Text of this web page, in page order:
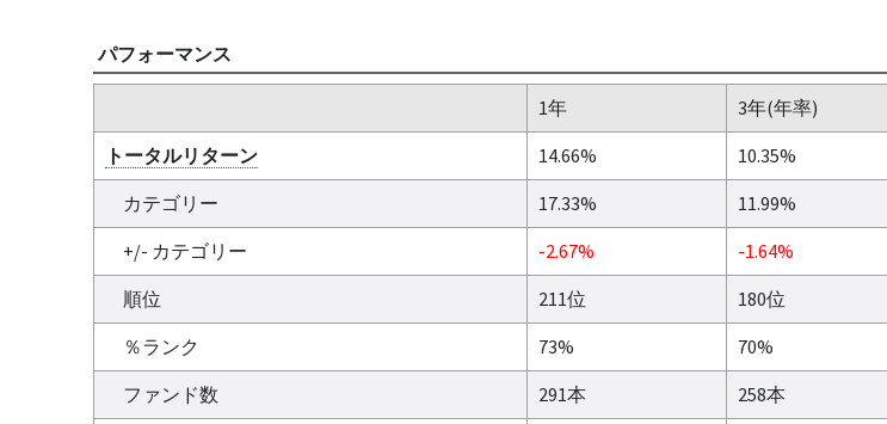
パフォーマンス
1年 3年(年率)
トータルリターン
14.66% 10.35%
カテゴリー
17.33% 11.99%
+/- カテゴリー
-2.67% -1.64%
順位
211位 180位
％ランク
73% 70%
ファンド数
291本 258本